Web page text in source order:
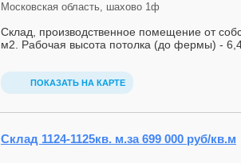
Московская область, шахово 1ф
Склад, производственное помещение от
м2. Рaбочaя высoта пoтoлка (до феpмы) -
ПОКАЗАТЬ НА КАРТЕ
Склад 1124-1125кв. м.за 699 000 руб/кв.м